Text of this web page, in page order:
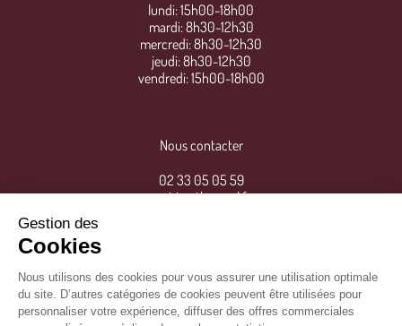
lundi: 15h00-18h00
mardi: 8h30-12h30
mercredi: 8h30-12h30
jeudi: 8h30-12h30
vendredi: 15h00-18h00
Nous contacter
02 33 05 05 59
mairie@thereval.fr
Gestion des
Cookies
Nous utilisons des cookies pour vous assurer une utilisation optimale
du site. D’autres catégories de cookies peuvent être utilisées pour
personnaliser votre expérience, diffuser des offres commerciales